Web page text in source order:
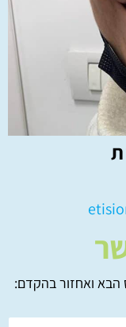
הבא ואחזור בהקדם: